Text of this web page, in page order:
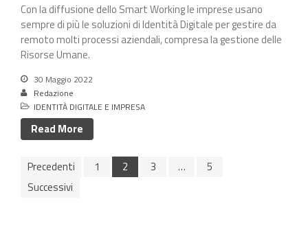
Con la diffusione dello Smart Working le imprese usano
sempre di più le soluzioni di Identità Digitale per gestire da
remoto molti processi aziendali, compresa la gestione delle
Risorse Umane.
30 Maggio 2022
Redazione
IDENTITÀ DIGITALE E IMPRESA
Read More
Precedenti 1 2 3 …
5
Successivi